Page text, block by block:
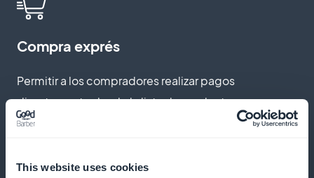
This website uses cookies
Compra exprés
Permitir a los compradores realizar pagos
directamente desde la lista de productos
Notificaciones push